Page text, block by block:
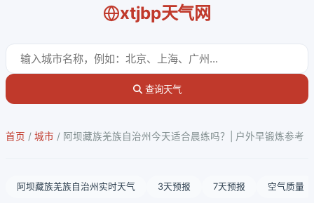
xtjbp天气网
查询天气
首页 / 城市 / 阿坝藏族羌族自治州今天适合晨练吗？| 户外早锻炼参考
阿坝藏族羌族自治州实时天气 3天预报 7天预报 空气质量